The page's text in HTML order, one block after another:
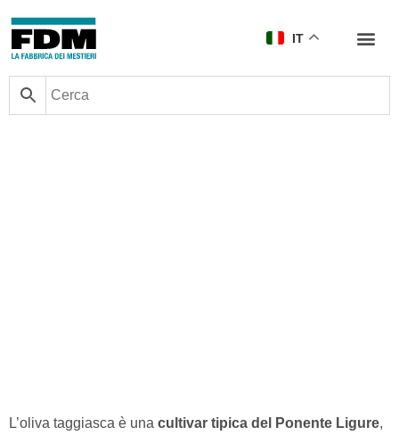
IT
L’oliva taggiasca è una cultivar tipica del Ponente Ligure,